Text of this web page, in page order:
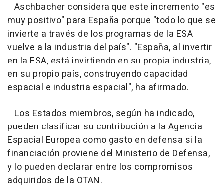
Aschbacher considera que este incremento "es
muy positivo" para España porque "todo lo que se
invierte a través de los programas de la ESA
vuelve a la industria del país". "España, al invertir
en la ESA, está invirtiendo en su propia industria,
en su propio país, construyendo capacidad
espacial e industria espacial", ha afirmado.
Los Estados miembros, según ha indicado,
pueden clasificar su contribución a la Agencia
Espacial Europea como gasto en defensa si la
financiación proviene del Ministerio de Defensa,
y lo pueden declarar entre los compromisos
adquiridos de la OTAN.